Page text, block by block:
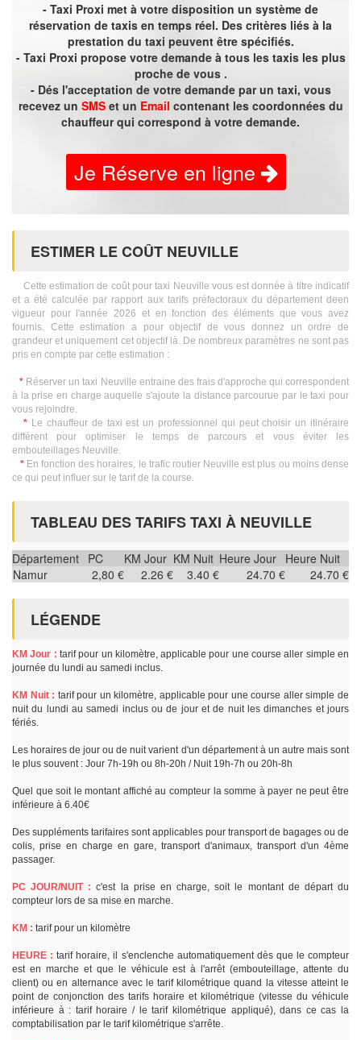
- Taxi Proxi met à votre disposition un système de
réservation de taxis en temps réel. Des critères liés à la
prestation du taxi peuvent être spécifiés.
- Taxi Proxi propose votre demande à tous les taxis les plus
proche de vous .
- Dés l'acceptation de votre demande par un taxi, vous
recevez un SMSet un Email contenant les coordonnées du
chauffeur qui correspond à votre demande.
Je Réserve en ligne
ESTIMER LE COÛT NEUVILLE
Cette estimation de coût pour taxi Neuville vous est donnée à titre indicatif
et a été calculée par rapport aux tarifs préfectoraux du département deen
vigueur pour l'année 2026 et en fonction des éléments que vous avez
fournis. Cette estimation a pour objectif de vous donnez un ordre de
grandeur et uniquement cet objectif là. De nombreux paramètres ne sont pas
pris en compte par cette estimation :
* Réserver un taxi Neuville entraine des frais d'approche qui correspondent
à la prise en charge auquelle s'ajoute la distance parcourue par le taxi pour
vous rejoindre.
* Le chauffeur de taxi est un professionnel qui peut choisir un itinéraire
différent pour optimiser le temps de parcours et vous éviter les
embouteillages Neuville.
*En fonction des horaires, le trafic routier Neuville est plus ou moins dense
ce qui peut influer sur le tarif de la course.
TABLEAU DES TARIFS TAXI À NEUVILLE
Département PC KM Jour KM Nuit Heure Jour Heure Nuit
Namur
2,80 € 2.26 € 3.40 € 24.70 € 24.70 €
LÉGENDE
KM Jour : tarif pour un kilomètre, applicable pour une course aller simple en
journée du lundi au samedi inclus.
KM Nuit : tarif pour un kilomètre, applicable pour une course aller simple de
nuit du lundi au samedi inclus ou de jour et de nuit les dimanches et jours
fériés.
Les horaires de jour ou de nuit varient d'un département à un autre mais sont
le plus souvent : Jour 7h-19h ou 8h-20h / Nuit 19h-7h ou 20h-8h
Quel que soit le montant affiché au compteur la somme à payer ne peut être
inférieure à 6.40€
Des suppléments tarifaires sont applicables pour transport de bagages ou de
colis, prise en charge en gare, transport d'animaux, transport d'un 4ème
passager.
PC JOUR/NUIT : c'est la prise en charge, soit le montant de départ du
compteur lors de sa mise en marche.
KM : tarif pour un kilomètre
HEURE : tarif horaire, il s'enclenche automatiquement dès que le compteur
est en marche et que le véhicule est à l'arrêt (embouteillage, attente du
client) ou en alternance avec le tarif kilométrique quand la vitesse atteint le
point de conjonction des tarifs horaire et kilométrique (vitesse du véhicule
inférieure à : tarif horaire / le tarif kilométrique appliqué), dans ce cas la
comptabilisation par le tarif kilométrique s'arrête.